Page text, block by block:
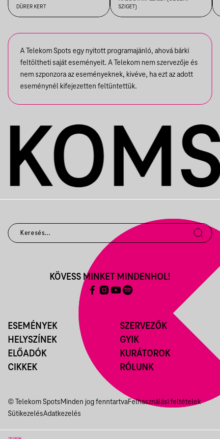
DÜRER KERT
SZIGET)
A Telekom Spots egy nyitott programajánló, ahová bárki
feltöltheti saját eseményeit. A Telekom nem szervezője és
nem szponzora az eseményeknek, kivéve, ha ezt az adott
eseménynél kifejezetten feltüntettük.
ESEMÉNYEK
HELYSZÍNEK
ELŐADÓK
CIKKEK
SZERVEZŐK
GYIK
KURÁTOROK
RÓLUNK
KÖVESS MINKET MINDENHOL!
© Telekom SpotsMinden jog fenntartvaFelhasználási feltételek
SütikezelésAdatkezelés